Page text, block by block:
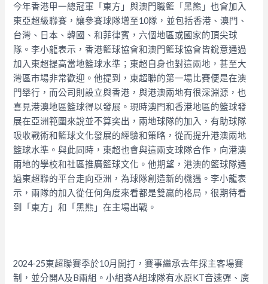
今年香港甲一總冠軍「東方」與澳門職籃「黑熊」也會加入
東亞超級聯賽，讓參賽球隊增至10隊，並包括香港、澳門、
台灣、日本、韓國、和菲律賓，六個地區或國家的頂尖球
隊。李小龍表示，香港籃球協會和澳門籃球協會皆銳意通過
加入東超提高當地籃球水準；東超自身也對這兩地，甚至大
灣區市場非常歡迎。他提到，東超聯的第一場比賽便是在澳
門舉行，而公司則設立與香港，與港澳兩地有很深淵源，也
喜見港澳地區籃球得以發展。現時澳門和香港地區的籃球發
展在亞洲範圍來說並不算突出，兩地球隊的加入，有助球隊
吸收戰術和籃球文化發展的經驗和策略，從而提升港澳兩地
籃球水準。與此同時，東超也會與這兩支球隊合作，向港澳
兩地的學校和社區推廣籃球文化。他期望，港澳的籃球隊通
過東超聯的平台走向亞洲，為球隊創造新的機遇。李小龍表
示，兩隊的加入從任何角度來看都是雙贏的格局，很期待看
到「東方」和「黑熊」在主場出戰。
2024-25東超聯賽季於10月開打，賽事繼承去年採主客場賽
制，並分開A及B兩組。小組賽A組球隊有水原KT音速彈、廣